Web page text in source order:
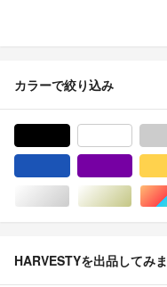
カラーで絞り込み
シルバー/銀色系
ゴー
HARVESTYを出品してみ